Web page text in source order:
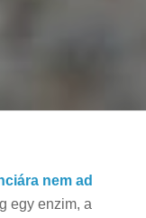
nem ad
egy enzim, a